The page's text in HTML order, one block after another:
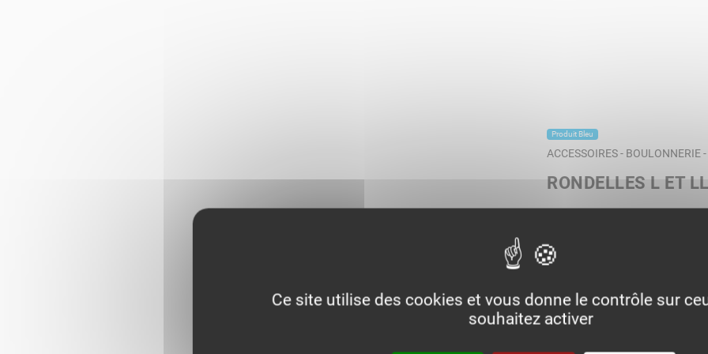
Produit Bleu
ACCESSOIRES - BOULONNERIE
RONDELLES L ET
Ce site utilise des cookies et vous donne le contrôle sur
souhaitez activer